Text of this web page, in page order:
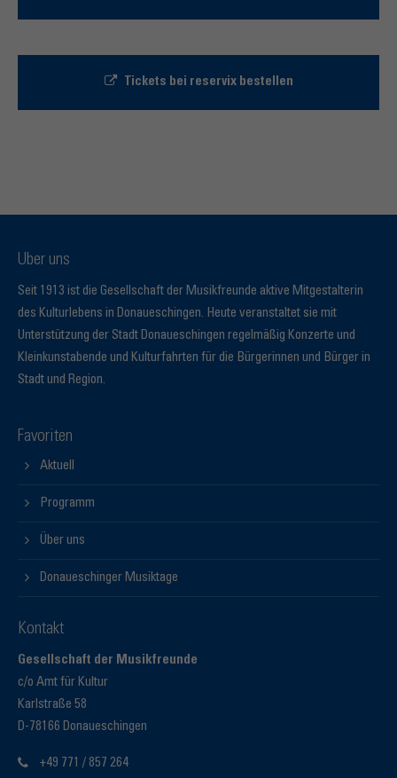
Tickets bei reservix bestellen
Über uns
Seit 1913 ist die Gesellschaft der Musikfreunde aktive Mitgestalterin
des Kulturlebens in Donaueschingen. Heute veranstaltet sie mit
Unterstützung der Stadt Donaueschingen regelmäßig Konzerte und
Kleinkunstabende und Kulturfahrten für die Bürgerinnen und Bürger in
Stadt und Region.
Favoriten
Aktuell
Programm
Über uns
Donaueschinger Musiktage
Kontakt
Gesellschaft der Musikfreunde
c/o Amt für Kultur
Karlstraße 58
D-78166 Donaueschingen
+49 771 / 857 264